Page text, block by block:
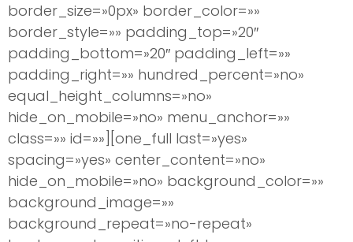
border_size=»0px» border_color=»»
border_style=»» padding_top=»20″
padding_bottom=»20″ padding_left=»»
padding_right=»» hundred_percent=»no»
equal_height_columns=»no»
hide_on_mobile=»no» menu_anchor=»»
class=»» id=»»][one_full last=»yes»
spacing=»yes» center_content=»no»
hide_on_mobile=»no» background_color=»»
background_image=»»
background_repeat=»no-repeat»